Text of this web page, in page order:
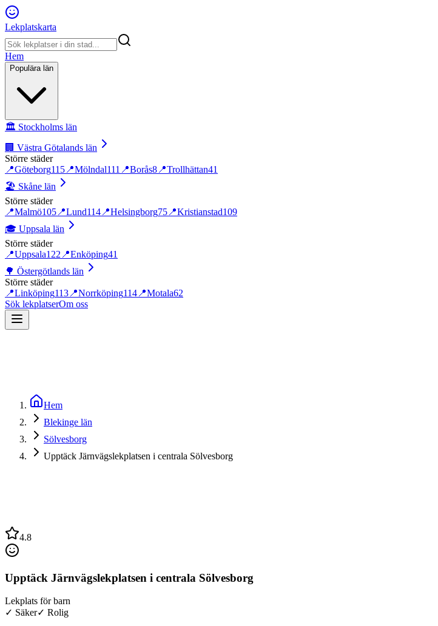
Lekplatskarta
Hem
Populära län
🏛️ Stockholms län
🏢 Västra Götalands län
Större städer
📍Göteborg115 📍Mölndal111 📍Borås8 📍Trollhättan41
🏖️ Skåne län
Större städer
📍Malmö105 📍Lund114 📍Helsingborg75 📍Kristianstad109
🎓 Uppsala län
Större städer
📍Uppsala122 📍Enköping41
🌳 Östergötlands län
Större städer
📍Linköping113 📍Norrköping114 📍Motala62
Sök lekplatserOm oss
Hem
Blekinge län
Sölvesborg
Upptäck Järnvägslekplatsen i centrala Sölvesborg
4.8
Upptäck Järnvägslekplatsen i centrala Sölvesborg
Lekplats för barn
✓ Säker✓ Rolig